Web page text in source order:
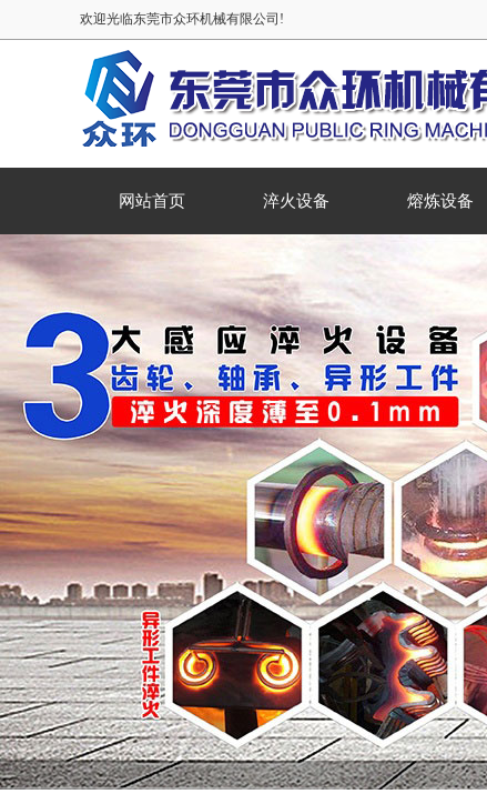
网站首页 淬火设备 熔炼设备
欢迎光临东莞市众环机械有限公司!